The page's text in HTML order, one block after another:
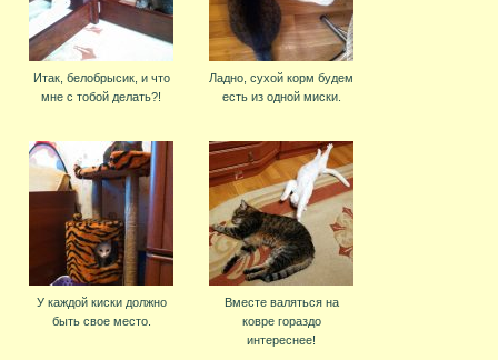
Итак, белобрысик, и что
мне с тобой делать?!
Ладно, сухой корм будем
есть из одной миски.
У каждой киски должно
быть свое место.
Вместе валяться на
ковре гораздо
интереснее!